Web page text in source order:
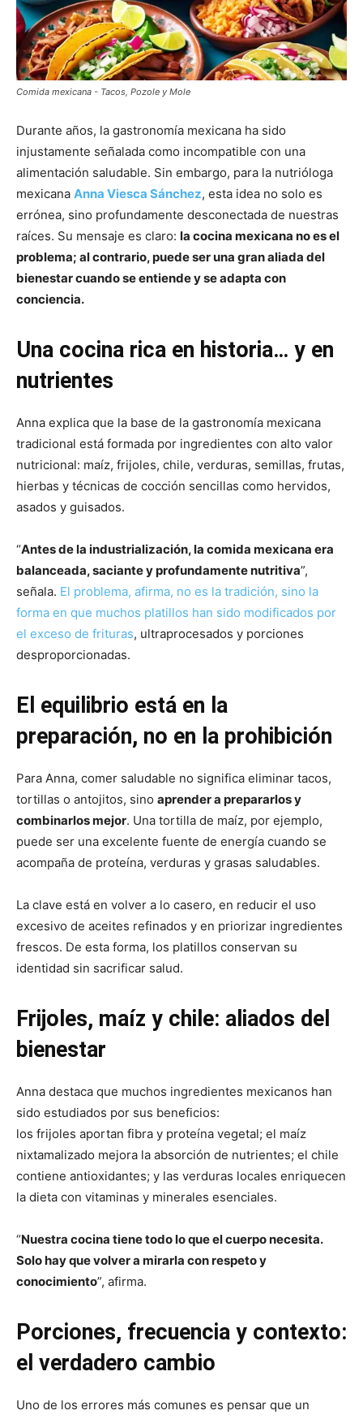
Comida mexicana - Tacos, Pozole y Mole
Durante años, la gastronomía mexicana ha sido
injustamente señalada como incompatible con una
alimentación saludable. Sin embargo, para la nutrióloga
mexicana Anna Viesca Sánchez, esta idea no solo es
errónea, sino profundamente desconectada de nuestras
raíces. Su mensaje es claro: la cocina mexicana no es el
problema; al contrario, puede ser una gran aliada del
bienestar cuando se entiende y se adapta con
conciencia.
Una cocina rica en historia… y en
nutrientes
Anna explica que la base de la gastronomía mexicana
tradicional está formada por ingredientes con alto valor
nutricional: maíz, frijoles, chile, verduras, semillas, frutas,
hierbas y técnicas de cocción sencillas como hervidos,
asados y guisados.
“Antes de la industrialización, la comida mexicana era
balanceada, saciante y profundamente nutritiva”,
señala. El problema, afirma, no es la tradición, sino la
forma en que muchos platillos han sido modificados por
el exceso de frituras, ultraprocesados y porciones
desproporcionadas.
El equilibrio está en la
preparación, no en la prohibición
Para Anna, comer saludable no significa eliminar tacos,
tortillas o antojitos, sino aprender a prepararlos y
combinarlos mejor. Una tortilla de maíz, por ejemplo,
puede ser una excelente fuente de energía cuando se
acompaña de proteína, verduras y grasas saludables.
La clave está en volver a lo casero, en reducir el uso
excesivo de aceites refinados y en priorizar ingredientes
frescos. De esta forma, los platillos conservan su
identidad sin sacrificar salud.
Frijoles, maíz y chile: aliados del
bienestar
Anna destaca que muchos ingredientes mexicanos han
sido estudiados por sus beneficios:
los frijoles aportan fibra y proteína vegetal; el maíz
nixtamalizado mejora la absorción de nutrientes; el chile
contiene antioxidantes; y las verduras locales enriquecen
la dieta con vitaminas y minerales esenciales.
“Nuestra cocina tiene todo lo que el cuerpo necesita.
Solo hay que volver a mirarla con respeto y
conocimiento”, afirma.
Porciones, frecuencia y contexto:
el verdadero cambio
Uno de los errores más comunes es pensar que un